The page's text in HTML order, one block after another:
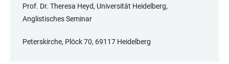
Prof. Dr. Theresa Heyd, Universität Heidelberg,
Anglistisches Seminar
Peterskirche, Plöck 70, 69117 Heidelberg